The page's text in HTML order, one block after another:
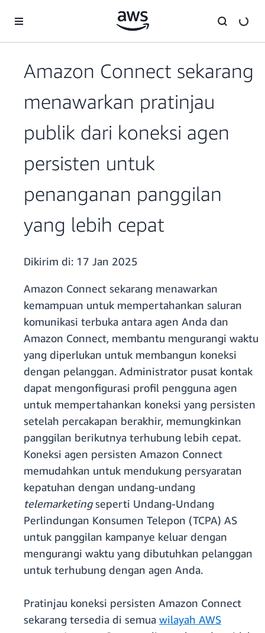
Amazon Connect sekarang
menawarkan pratinjau
publik dari koneksi agen
persisten untuk
penanganan panggilan
yang lebih cepat
Dikirim di: 17 Jan 2025
Amazon Connect sekarang menawarkan
kemampuan untuk mempertahankan saluran
komunikasi terbuka antara agen Anda dan
Amazon Connect, membantu mengurangi waktu
yang diperlukan untuk membangun koneksi
dengan pelanggan. Administrator pusat kontak
dapat mengonfigurasi profil pengguna agen
untuk mempertahankan koneksi yang persisten
setelah percakapan berakhir, memungkinkan
panggilan berikutnya terhubung lebih cepat.
Koneksi agen persisten Amazon Connect
memudahkan untuk mendukung persyaratan
kepatuhan dengan undang-undang
telemarketingseperti Undang-Undang
Perlindungan Konsumen Telepon (TCPA) AS
untuk panggilan kampanye keluar dengan
mengurangi waktu yang dibutuhkan pelanggan
untuk terhubung dengan agen Anda.
Pratinjau koneksi persisten Amazon Connect
sekarang tersedia di semua wilayah AWS